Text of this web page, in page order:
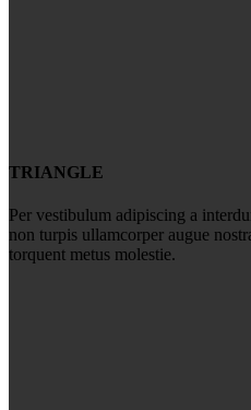
TRIANGLE
Per vestibulum adipiscing a
non turpis ullamcorper augue
torquent metus molestie.